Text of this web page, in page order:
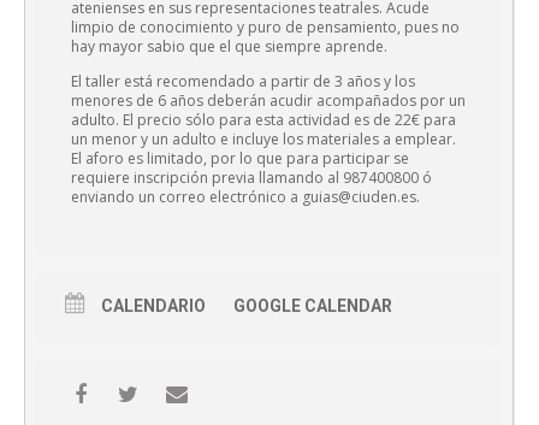
atenienses en sus representaciones teatrales. Acude
limpio de conocimiento y puro de pensamiento, pues no
hay mayor sabio que el que siempre aprende.
El taller está recomendado a partir de 3 años y los
menores de 6 años deberán acudir acompañados por un
adulto. El precio sólo para esta actividad es de 22€ para
un menor y un adulto e incluye los materiales a emplear.
El aforo es limitado, por lo que para participar se
requiere inscripción previa llamando al 987400800 ó
enviando un correo electrónico a guias@ciuden.es.
CALENDARIO GOOGLE CALENDAR